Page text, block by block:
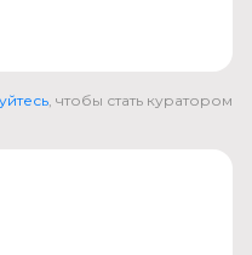
, чтобы стать куратором